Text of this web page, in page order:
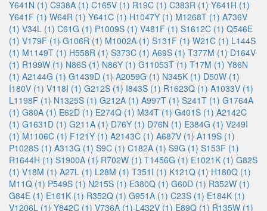
Y641N (1) C938A (1) C165V (1) R19C (1) C383R (1) Y641H (1)
Y641F (1) W64R (1) Y641C (1) H1047Y (1) M1268T (1) A736V
(1) V34L (1) C61G (1) P1009S (1) V481F (1) S1612C (1) Q546E
(1) V179F (1) G106R (1) M1002A (1) S131F (1) W21C (1) L144S
(1) M1149T (1) H558R (1) S373C (1) A69S (1) T377M (1) D164V
(1) R199W (1) N86S (1) N86Y (1) G11053T (1) T17M (1) Y86N
(1) A2144G (1) G1439D (1) A2059G (1) N345K (1) D50W (1)
I180V (1) V118I (1) G212S (1) I843S (1) R1623Q (1) A1033V (1)
L1198F (1) N1325S (1) G212A (1) A997T (1) S241T (1) G1764A
(1) G80A (1) E62D (1) E274Q (1) M34T (1) G401S (1) A2142C
(1) G1631D (1) G211A (1) D76Y (1) D76N (1) E384G (1) V249I
(1) M1106C (1) F121Y (1) A2143C (1) A687V (1) A119S (1)
P1028S (1) A313G (1) S9C (1) C182A (1) S9G (1) S153F (1)
R1644H (1) S1900A (1) R702W (1) T1456G (1) E1021K (1) G82S
(1) V18M (1) A27L (1) L28M (1) T351I (1) K121Q (1) H180Q (1)
M11Q (1) P549S (1) N215S (1) E380Q (1) G60D (1) R352W (1)
G84E (1) E161K (1) R352Q (1) G951A (1) C23S (1) E184K (1)
V1206L (1) Y842C (1) V736A (1) L432V (1) E89Q (1) R135W (1)